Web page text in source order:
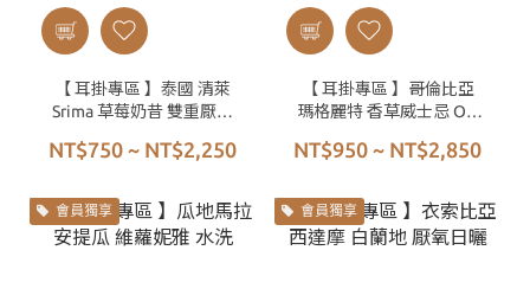
【 耳掛專區 】泰國 清萊
Srima 草莓奶昔 雙重厭氧
NT$750 ~ NT$2,250
【 耳掛專區 】哥倫比亞
瑪格麗特 香草威士忌 OH
NT$950 ~ NT$2,850
會員獨享 會員獨享